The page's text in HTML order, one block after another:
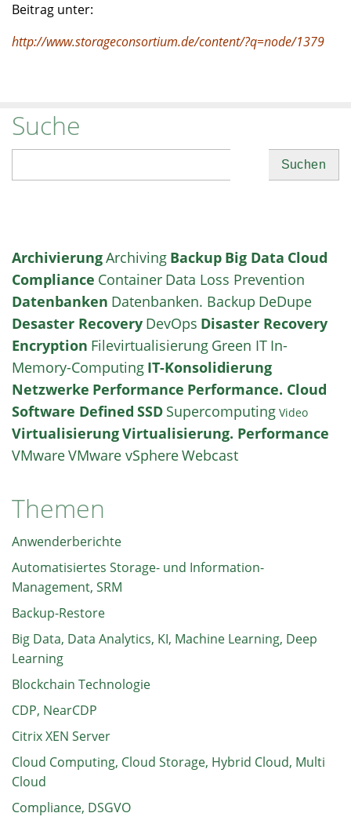
Beitrag unter:
http://www.storageconsortium.de/content/?q=node/1379
Suche
ArchivierungArchiving Backup Big Data Cloud
Compliance Container Data Loss Prevention
Datenbanken Datenbanken. Backup DeDupe
Desaster Recovery DevOps Disaster Recovery
Encryption Filevirtualisierung Green IT In-
Memory-Computing IT-Konsolidierung
Netzwerke Performance Performance. Cloud
Software Defined SSD Supercomputing Video
VirtualisierungVirtualisierung. Performance
VMwareVMware vSphereWebcast
Themen
Anwenderberichte
Automatisiertes Storage- und Information-
Management, SRM
Backup-Restore
Big Data, Data Analytics, KI, Machine Learning, Deep
Learning
Blockchain Technologie
CDP, NearCDP
Citrix XEN Server
Cloud Computing, Cloud Storage, Hybrid Cloud, Multi
Cloud
Compliance, DSGVO